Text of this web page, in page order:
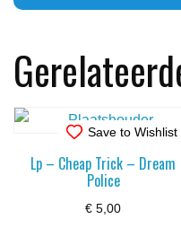
Save to Wishlist
Lp – Cheap Trick – Dream
Police
€ 5,00